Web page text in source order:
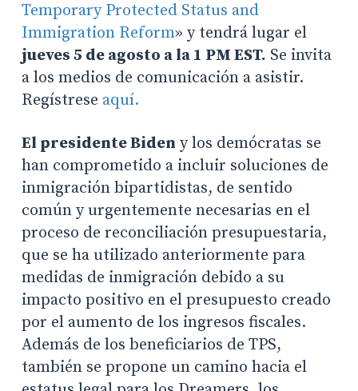
Temporary Protected Status and
Immigration Reform» y tendrá lugar el
jueves 5 de agosto a la 1 PM EST. Se invita
a los medios de comunicación a asistir.
Regístrese aquí.
El presidente Biden y los demócratas se
han comprometido a incluir soluciones de
inmigración bipartidistas, de sentido
común y urgentemente necesarias en el
proceso de reconciliación presupuestaria,
que se ha utilizado anteriormente para
medidas de inmigración debido a su
impacto positivo en el presupuesto creado
por el aumento de los ingresos fiscales.
Además de los beneficiarios de TPS,
también se propone un camino hacia el